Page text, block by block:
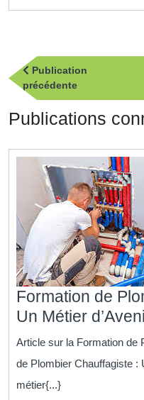
Navigation
de
l’article
Publication
précédentePublication
précédente
Publications
Formation de
Un Métier
Article sur la Formation de
de Plombier Chauffagiste :
métier{...}